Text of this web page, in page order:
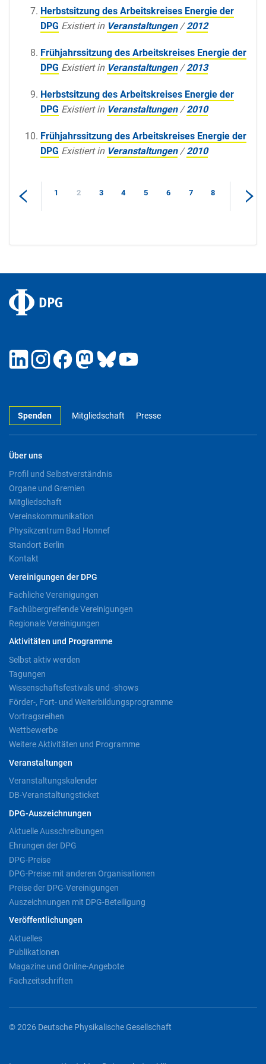
Herbstsitzung des Arbeitskreises Energie der
DPG Existiert in Veranstaltungen /2012
Frühjahrssitzung des Arbeitskreises Energie der
DPG Existiert in Veranstaltungen /2013
Herbstsitzung des Arbeitskreises Energie der
DPG Existiert in Veranstaltungen /2010
Frühjahrssitzung des Arbeitskreises Energie der
DPG Existiert in Veranstaltungen /2010
1 2 3 4 5 6 7 8
Spenden Mitgliedschaft Presse
Über uns
Profil und Selbstverständnis
Organe und Gremien
Mitgliedschaft
Vereinskommunikation
Physikzentrum Bad Honnef
Standort Berlin
Kontakt
Vereinigungen der DPG
Fachliche Vereinigungen
Fachübergreifende Vereinigungen
Regionale Vereinigungen
Aktivitäten und Programme
Selbst aktiv werden
Tagungen
Wissenschaftsfestivals und -shows
Förder-, Fort- und Weiterbildungsprogramme
Vortragsreihen
Wettbewerbe
Weitere Aktivitäten und Programme
Veranstaltungen
Veranstaltungskalender
DB-Veranstaltungsticket
DPG-Auszeichnungen
Aktuelle Ausschreibungen
Ehrungen der DPG
DPG-Preise
DPG-Preise mit anderen Organisationen
Preise der DPG-Vereinigungen
Auszeichnungen mit DPG-Beteiligung
Veröffentlichungen
Aktuelles
Publikationen
Magazine und Online-Angebote
Fachzeitschriften
© 2026 Deutsche Physikalische Gesellschaft